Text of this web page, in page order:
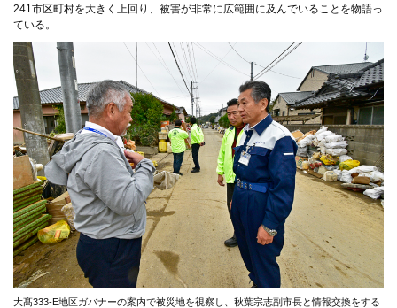
241市区町村を大きく上回り、被害が非常に広範囲に及んでいることを物語っ
ている。
大髙333-E地区ガバナーの案内で被災地を視察し、秋葉宗志副市長と情報交換をする